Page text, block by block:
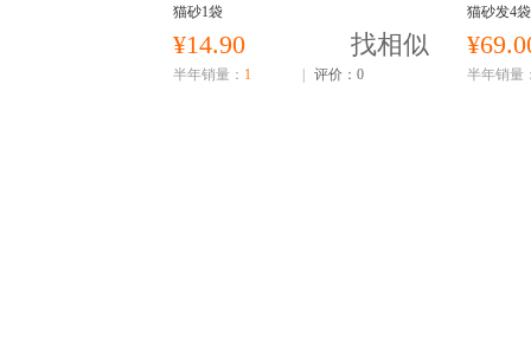
猫砂1袋
¥14.90 找相似
半年销量： 1 评价：0
猫砂发4
半年销量